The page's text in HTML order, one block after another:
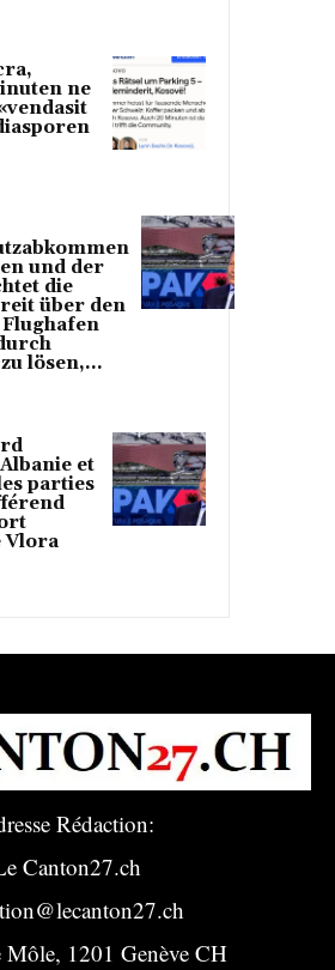
ne
und der
die
über den
lösen,...
et
parties
Vlora
Rédaction:
Canton27.ch
Môle, 1201 Genève CH